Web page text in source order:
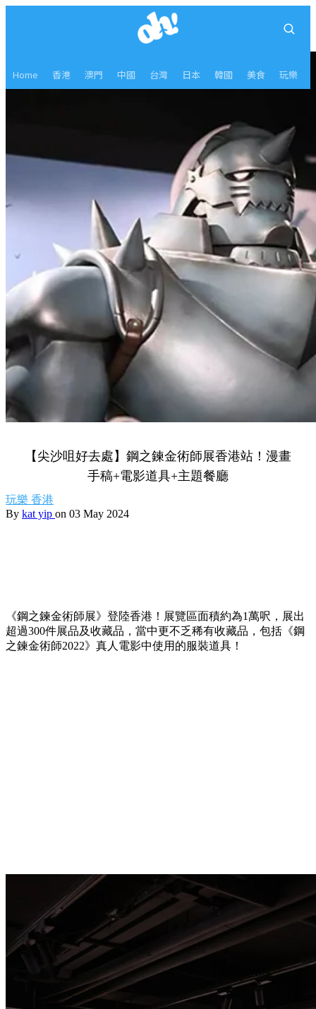
Home 香港 澳門 中國 台灣 日本 韓國 美食 玩樂
【尖沙咀好去處】鋼之鍊金術師展香港站！漫畫
手稿+電影道具+主題餐廳
玩樂 香港
By kat yip on 03 May 2024
《鋼之鍊金術師展》登陸香港！展覽區面積約為1萬呎，展出
超過300件展品及收藏品，當中更不乏稀有收藏品，包括《鋼
之鍊金術師2022》真人電影中使用的服裝道具！